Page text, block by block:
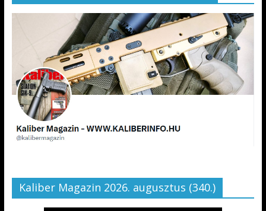
Kaliber Magazin 2026. augusztus (340.)